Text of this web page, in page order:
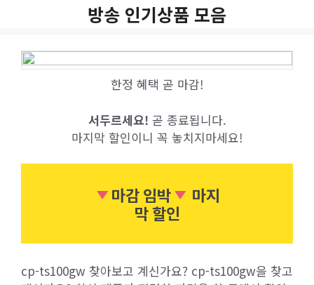
방송 인기상품 모음
한정 혜택 곧 마감!
서두르세요! 곧 종료됩니다.
마지막 할인이니 꼭 놓치지마세요!
마감 임박
마지
막 할인
cp-ts100gw 찾아보고 계신가요? cp-ts100gw을 찾고